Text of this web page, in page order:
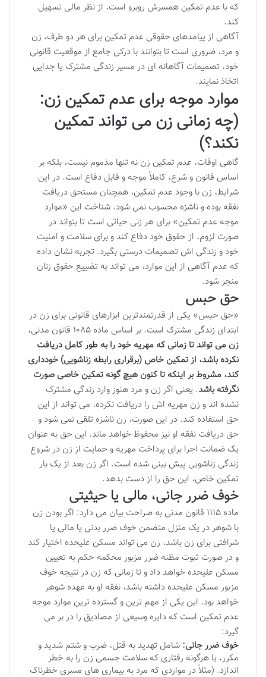
که با عدم تمکین همسرش روبرو است، از نظر مالی تسهیل
کند.
آگاهی از پیامدهای حقوقی عدم تمکین برای هر دو طرف، زن
و مرد، ضروری است تا بتوانند با درکی جامع از موقعیت قانونی
خود، تصمیمات آگاهانه ای در مسیر زندگی مشترک یا جدایی
اتخاذ نمایند.
موارد موجه برای عدم تمکین زن:
(چه زمانی زن می تواند تمکین
نکند؟)
گاهی اوقات، عدم تمکین زن نه تنها مذموم نیست، بلکه بر
اساس قانون و شرع، کاملاً موجه و قابل دفاع است. در این
شرایط، زن با وجود عدم تمکین، همچنان مستحق دریافت
نفقه بوده و ناشزه محسوب نمی شود. شناخت این «موارد
موجه عدم تمکین» برای هر زنی حیاتی است تا بتواند در
صورت لزوم، از حقوق خود دفاع کند و برای سلامت و امنیت
خود و زندگی اش تصمیمات درستی بگیرد. تجربه نشان داده
که عدم آگاهی از این موارد، می تواند به تضییع حقوق زنان
منجر شود.
حق حبس
«حق حبس» یکی از قدرتمندترین ابزارهای قانونی برای زن در
ابتدای زندگی مشترک است. بر اساس ماده ۱۰۸۵ قانون مدنی،
زن می تواند تا زمانی که مهریه خود را به طور کامل دریافت
نکرده باشد، از تمکین خاص (برقراری رابطه زناشویی) خودداری
کند، مشروط بر اینکه تا کنون هیچ گونه تمکین خاصی صورت
نگرفته باشد. یعنی اگر زن و مرد هنوز وارد زندگی مشترک
نشده اند و زن مهریه اش را دریافت نکرده، می تواند از این
حق استفاده کند. در این صورت، زن ناشزه تلقی نمی شود و
حق دریافت نفقه او نیز محفوظ خواهد ماند. این حق به عنوان
یک ضمانت اجرا برای پرداخت مهریه و حمایت از زن در شروع
زندگی زناشویی پیش بینی شده است. اگر زن بعد از یک بار
تمکین خاص، این حق را از دست بدهد.
خوف ضرر جانی، مالی یا حیثیتی
ماده ۱۱۱۵ قانون مدنی به صراحت بیان می دارد: اگر بودن زن
با شوهر در یک منزل متضمن خوف ضرر بدنی یا مالی یا
شرافتی برای زن باشد، زن می تواند مسکن علیحده اختیار کند
و در صورت ثبوت مظنه ضرر مزبور محکمه حکم به تعیین
مسکن علیحده خواهد داد و تا زمانی که زن در نتیجه خوف
مزبور مسکن علیحده داشته باشد، نفقه او به عهده شوهر
خواهد بود. این یکی از مهم ترین و گسترده ترین موارد موجه
عدم تمکین است که دایره وسیعی از مصادیق را در بر می
گیرد:
خوف ضرر جانی: شامل تهدید به قتل، ضرب و شتم شدید و
مکرر، یا هرگونه رفتاری که سلامت جسمی زن را به خطر
اندازد. (مثلاً در مواردی که مرد به بیماری های مسری خطرناک